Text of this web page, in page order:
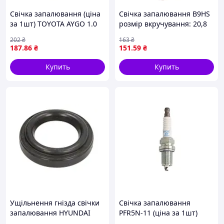
Свічка запалювання (ціна
за 1шт) TOYOTA AYGO 1.0
230 607
187.86 ₴
202₴
Купить
Свічка запалювання B9HS
розмір вкручування: 20,8
нікель SAE stała BULTACO
LOBITO, SHERPA, CASAL M,
SUPER
151.59 ₴
163₴
Купить
Ущільнення гнізда свічки
запалювання HYUNDAI
Свічка запалювання
PFR5N-11 (ціна за 1шт)